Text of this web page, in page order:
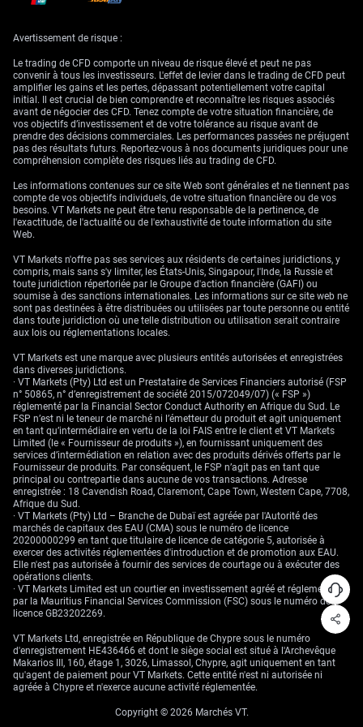
deux facteurs: les tensions géopolitiques et l’anticipation
d’une Fed plus stricte (souvent qualifiée de «hawkish»,
c’est-à-dire davantage encline à relever les taux pour
freiner l’inflation). Les attentes d’une nouvelle hausse de
taux d’ici la fin de l’année se renforcent. L’indice du dollar
(DXY, mesure du billet vert face à un panier de grandes
monnaies) l’illustre, avec un récent sommet de six mois à
106,50, les investisseurs cherchant des actifs jugés plus
sûrs. Les prochaines données d’inflation PCE aux États-
Unis seront déterminantes pour la trajectoire de la Fed.
Les chiffres récents montrent que le PCE «core» (inflation
sous-jacente, hors énergie et alimentation, plus stable)
reste au-dessus de l’objectif de 2% de la Fed. Le CME
d’une hausse de taux d’ici septembre, contre 41% la
semaine dernière. Une inflation plus élevée que prévu
renforcerait les anticipations de politique stricte et tirerait
le dollar à la hausse. Au Canada, le contexte apparaît plus
prudent, ce qui limite le potentiel du dollar canadien. La
Banque du Canada a maintenu son taux directeur (taux
de référence pour l’économie) à 4,5% en raison des
craintes de ralentissement, alors que l’inflation reste au-
dessus de la zone visée. Cet écart de politique monétaire
— une Fed potentiellement plus offensive face à une BoC
plus attentiste — favorise un USD/CAD plus élevé.
Considérations de
stratégie et principaux
risques
Compte tenu de ce contexte, une poursuite de la hausse
de l’USD/CAD reste un scénario possible dans les
prochaines semaines. Les risques principaux viennent du
pétrole et de la géopolitique. Une désescalade rapide ou
un bond du WTI au-delà de 95 dollars le baril pourrait
renforcer rapidement le dollar canadien. Dans ce cadre,
l’usage d’ordres stop-loss (seuils de vente automatiques
pour limiter les pertes) ou d’options de protection peut
aider à gérer un retournement.
Commencez à trader maintenant – Cliquezicipour créer votre vrai
Avertissement de risque :
Le trading de CFD comporte un niveau de risque élevé et peut ne pas
convenir à tous les investisseurs. L'effet de levier dans le trading de CFD peut
amplifier les gains et les pertes, dépassant potentiellement votre capital
initial. Il est crucial de bien comprendre et reconnaître les risques associés
avant de négocier des CFD. Tenez compte de votre situation financière, de
vos objectifs d’investissement et de votre tolérance au risque avant de
prendre des décisions commerciales. Les performances passées ne préjugent
pas des résultats futurs. Reportez-vous à nos documents juridiques pour une
compréhension complète des risques liés au trading de CFD.
Les informations contenues sur ce site Web sont générales et ne tiennent pas
compte de vos objectifs individuels, de votre situation financière ou de vos
besoins. VT Markets ne peut être tenu responsable de la pertinence, de
l'exactitude, de l'actualité ou de l'exhaustivité de toute information du site
Web.
VT Markets n'offre pas ses services aux résidents de certaines juridictions, y
compris, mais sans s'y limiter, les États-Unis, Singapour, l'Inde, la Russie et
toute juridiction répertoriée par le Groupe d'action financière (GAFI) ou
soumise à des sanctions internationales. Les informations sur ce site web ne
sont pas destinées à être distribuées ou utilisées par toute personne ou entité
dans toute juridiction où une telle distribution ou utilisation serait contraire
aux lois ou réglementations locales.
VT Markets est une marque avec plusieurs entités autorisées et enregistrées
dans diverses juridictions.
· VT Markets (Pty) Ltd est un Prestataire de Services Financiers autorisé (FSP
n° 50865, n° d’enregistrement de société 2015/072049/07) (« FSP »)
réglementé par la Financial Sector Conduct Authority en Afrique du Sud. Le
FSP n’est ni le teneur de marché ni l’émetteur du produit et agit uniquement
en tant qu’intermédiaire en vertu de la loi FAIS entre le client et VT Markets
Limited (le « Fournisseur de produits »), en fournissant uniquement des
services d’intermédiation en relation avec des produits dérivés offerts par le
Fournisseur de produits. Par conséquent, le FSP n’agit pas en tant que
principal ou contrepartie dans aucune de vos transactions. Adresse
enregistrée : 18 Cavendish Road, Claremont, Cape Town, Western Cape, 7708,
Afrique du Sud.
· VT Markets (Pty) Ltd – Branche de Dubaï est agréée par l'Autorité des
marchés de capitaux des EAU (CMA) sous le numéro de licence
20200000299 en tant que titulaire de licence de catégorie 5, autorisée à
exercer des activités réglementées d'introduction et de promotion aux EAU.
Elle n'est pas autorisée à fournir des services de courtage ou à exécuter des
opérations clients.
· VT Markets Limited est un courtier en investissement agréé et réglementé
par la Mauritius Financial Services Commission (FSC) sous le numéro de
licence GB23202269.
VT Markets Ltd, enregistrée en République de Chypre sous le numéro
d'enregistrement HE436466 et dont le siège social est situé à l'Archevêque
Makarios III, 160, étage 1, 3026, Limassol, Chypre, agit uniquement en tant
qu'agent de paiement pour VT Markets. Cette entité n'est ni autorisée ni
agréée à Chypre et n'exerce aucune activité réglementée.
Copyright © 2026 Marchés VT.